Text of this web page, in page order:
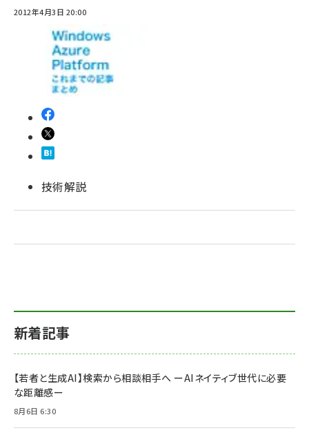
2012年4月3日 20:00
技術解説
新着記事
【若者と生成AI】検索から相談相手へ ーAIネイティブ世代に必要
な距離感ー
8月6日 6:30